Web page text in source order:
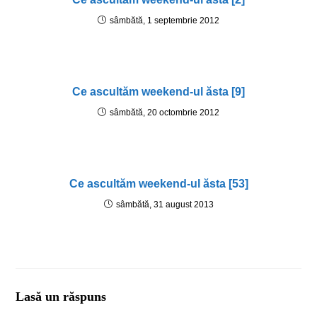
sâmbătă, 1 septembrie 2012
Ce ascultăm weekend-ul ăsta [9]
sâmbătă, 20 octombrie 2012
Ce ascultăm weekend-ul ăsta [53]
sâmbătă, 31 august 2013
Lasă un răspuns